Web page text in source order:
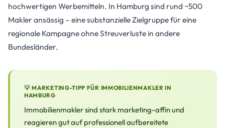
hochwertigen Werbemitteln. In Hamburg sind rund ~500
Makler ansässig – eine substanzielle Zielgruppe für eine
regionale Kampagne ohne Streuverluste in andere
Bundesländer.
💡 MARKETING-TIPP FÜR IMMOBILIENMAKLER IN
HAMBURG
Immobilienmakler sind stark marketing-affin und
reagieren gut auf professionell aufbereitete